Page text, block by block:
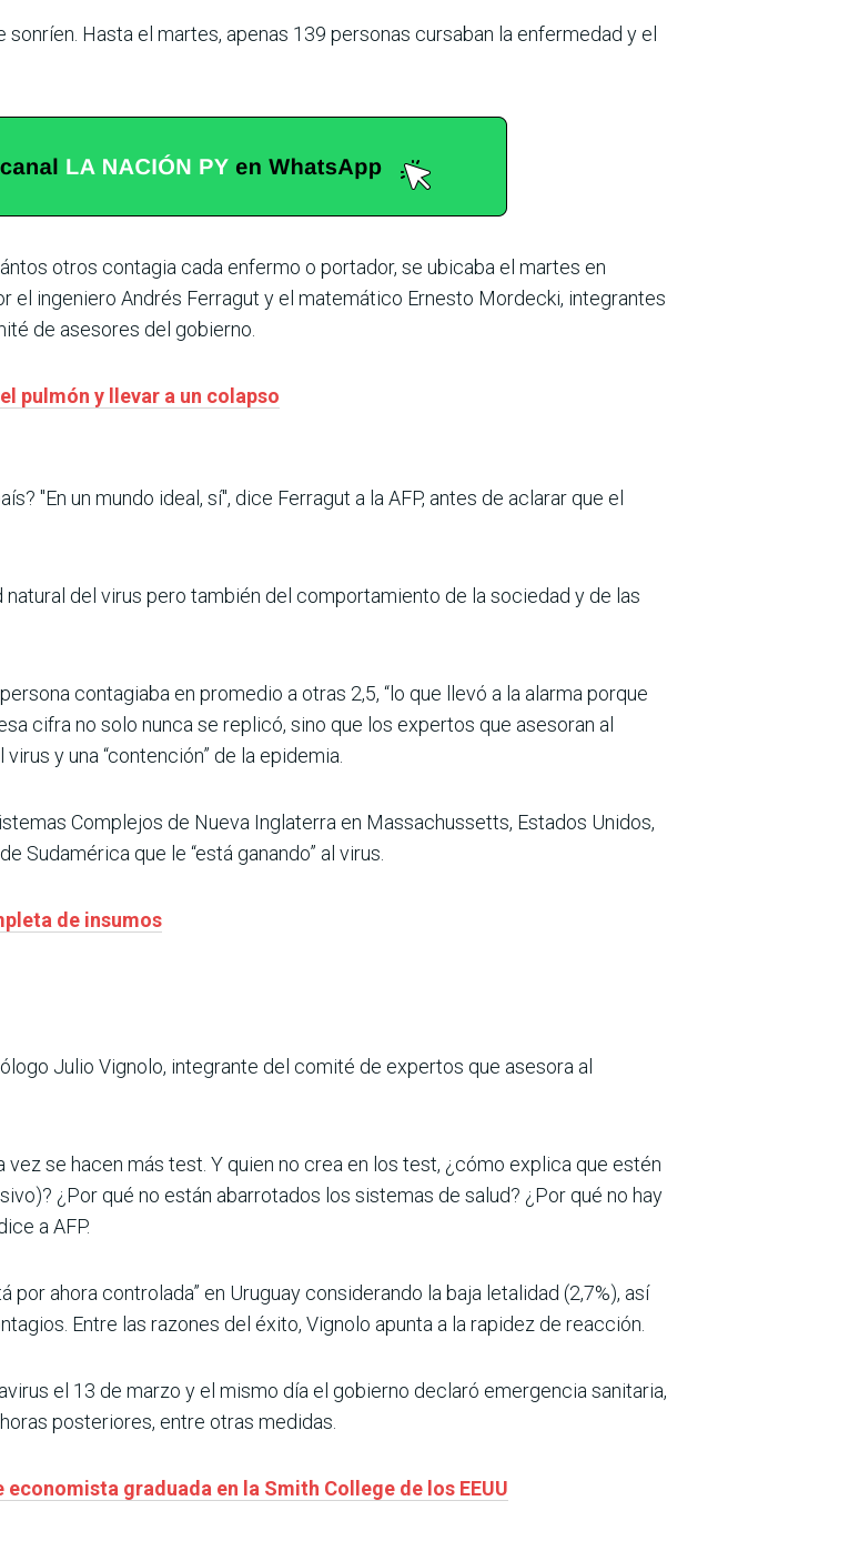
Hasta el martes, apenas 139 personas cursaban la enfermedad y el
otros contagia cada enfermo o portador, se ubicaba el martes en
el ingeniero Andrés Ferragut y el matemático Ernesto Mordecki, integrantes
de asesores del gobierno.
pulmón y llevar a un colapso
"En un mundo ideal, sí", dice Ferragut a la AFP, antes de aclarar que el
del virus pero también del comportamiento de la sociedad y de las
contagiaba en promedio a otras 2,5, “lo que llevó a la alarma porque
cifra no solo nunca se replicó, sino que los expertos que asesoran al
y una “contención” de la epidemia.
Complejos de Nueva Inglaterra en Massachussetts, Estados Unidos,
Sudamérica que le “está ganando” al virus.
de insumos
Julio Vignolo, integrante del comité de expertos que asesora al
se hacen más test. Y quien no crea en los test, ¿cómo explica que estén
¿Por qué no están abarrotados los sistemas de salud? ¿Por qué no hay
a AFP.
por ahora controlada” en Uruguay considerando la baja letalidad (2,7%), así
Entre las razones del éxito, Vignolo apunta a la rapidez de reacción.
el 13 de marzo y el mismo día el gobierno declaró emergencia sanitaria,
posteriores, entre otras medidas.
graduada en la Smith College de los EEUU